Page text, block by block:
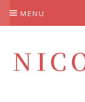
MENU